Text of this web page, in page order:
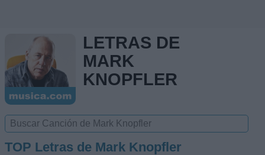
LETRAS DE
MARK
KNOPFLER
TOP Letras de Mark Knopfler